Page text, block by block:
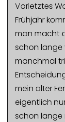
Vorletztes
Frühjahr
man macht
schon lange
manchmal
mein alter
eigentlich
schon lange